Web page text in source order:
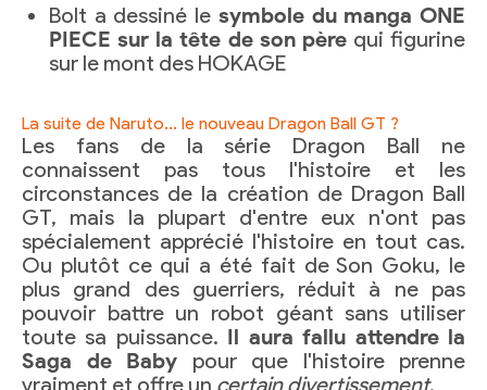
Bolt a dessiné le symbole du manga ONE
PIECE sur la tête de son pèrequi figurine
sur le mont des HOKAGE
La suite de Naruto... le nouveau Dragon Ball GT ?
Les fans de la série Dragon Ball ne
connaissent pas tous l'histoire et les
circonstances de la création de Dragon Ball
GT, mais la plupart d'entre eux n'ont pas
spécialement apprécié l'histoire en tout cas.
Ou plutôt ce qui a été fait de Son Goku, le
plus grand des guerriers, réduit à ne pas
pouvoir battre un robot géant sans utiliser
toute sa puissance. Il aura fallu attendre la
Saga de Baby pour que l'histoire prenne
vraiment et offre un certain divertissement.